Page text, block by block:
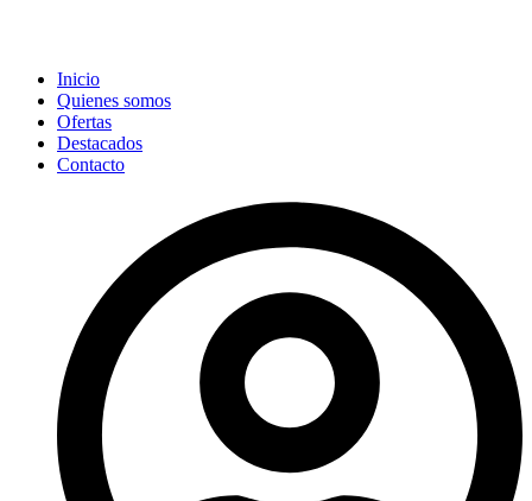
Inicio
Quienes somos
Ofertas
Destacados
Contacto